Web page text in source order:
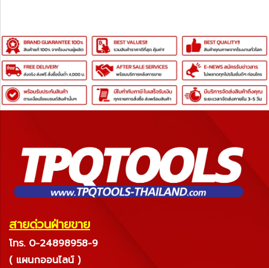
สายด่วนฝ่ายขาย
โทร. 0-24898958-9
( แผนกออนไลน์ )